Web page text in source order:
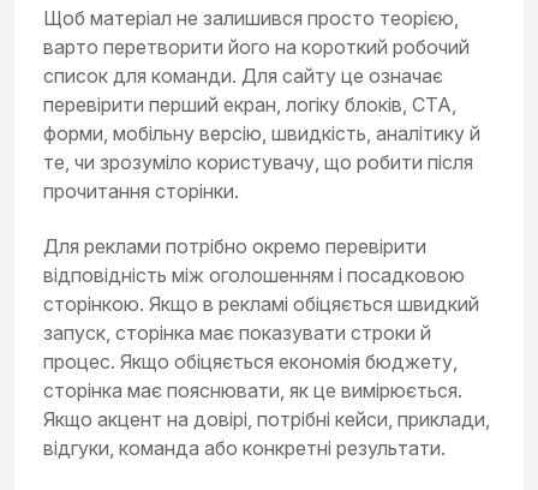
Щоб матеріал не залишився просто теорією,
варто перетворити його на короткий робочий
список для команди. Для сайту це означає
перевірити перший екран, логіку блоків, CTA,
форми, мобільну версію, швидкість, аналітику й
те, чи зрозуміло користувачу, що робити після
прочитання сторінки.
Для реклами потрібно окремо перевірити
відповідність між оголошенням і посадковою
сторінкою. Якщо в рекламі обіцяється швидкий
запуск, сторінка має показувати строки й
процес. Якщо обіцяється економія бюджету,
сторінка має пояснювати, як це вимірюється.
Якщо акцент на довірі, потрібні кейси, приклади,
відгуки, команда або конкретні результати.